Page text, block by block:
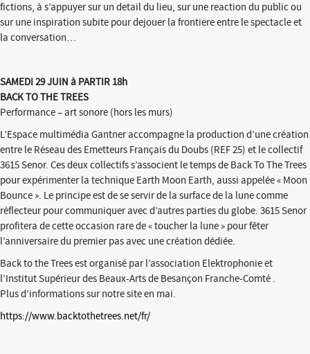
fictions, à s’appuyer sur un detail du lieu, sur une reaction du public ou
sur une inspiration subite pour dejouer la frontiere entre le spectacle et
la conversation…
SAMEDI 29 JUIN à PARTIR 18h
BACK TO THE TREES
Performance – art sonore (hors les murs)
L’Espace multimédia Gantner accompagne la production d’une création
entre le Réseau des Emetteurs Français du Doubs (REF 25) et le collectif
3615 Senor. Ces deux collectifs s’associent le temps de Back To The Trees
pour expérimenter la technique Earth Moon Earth, aussi appelée « Moon
Bounce ». Le principe est de se servir de la surface de la lune comme
réflecteur pour communiquer avec d’autres parties du globe. 3615 Senor
profitera de cette occasion rare de « toucher la lune » pour fêter
l’anniversaire du premier pas avec une création dédiée.
Back to the Trees est organisé par l’association Elektrophonie et
l’Institut Supérieur des Beaux-Arts de Besançon Franche-Comté .
Plus d’informations sur notre site en mai.
https://www.backtothetrees.net/fr/